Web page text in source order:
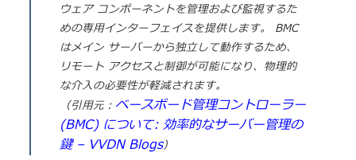
ウェア コンポーネントを管理および監視するた
めの専用インターフェイスを提供します。 BMC
はメイン サーバーから独立して動作するため、
リモート アクセスと制御が可能になり、物理的
な介入の必要性が軽減されます。
（引用元： ベースボード管理コントローラー
(BMC) について: 効率的なサーバー管理の
鍵 – VVDN Blogs）